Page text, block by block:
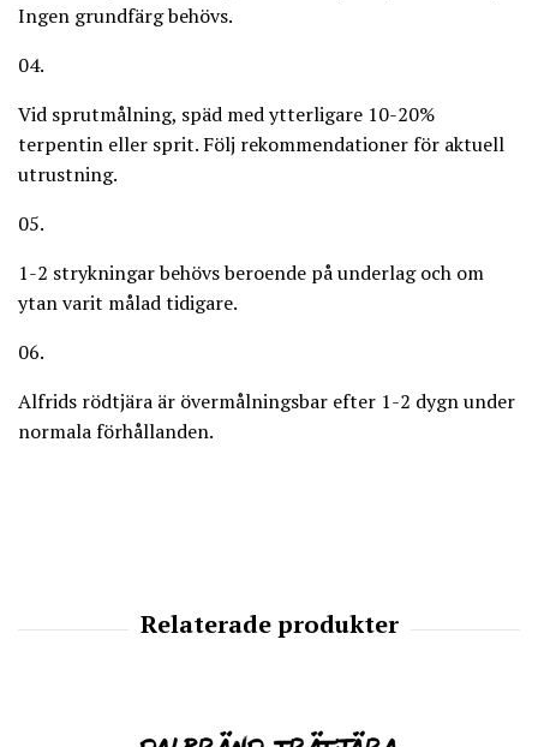
Ingen grundfärg behövs.
04.
Vid sprutmålning, späd med ytterligare 10-20%
terpentin eller sprit. Följ rekommendationer för aktuell
utrustning.
05.
1-2 strykningar behövs beroende på underlag och om
ytan varit målad tidigare.
06.
Alfrids rödtjära är övermålningsbar efter 1-2 dygn under
normala förhållanden.